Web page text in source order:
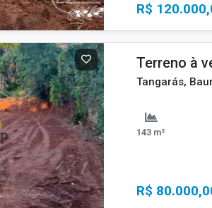
R$
Terreno à
Tangarás,
143 m²
R$